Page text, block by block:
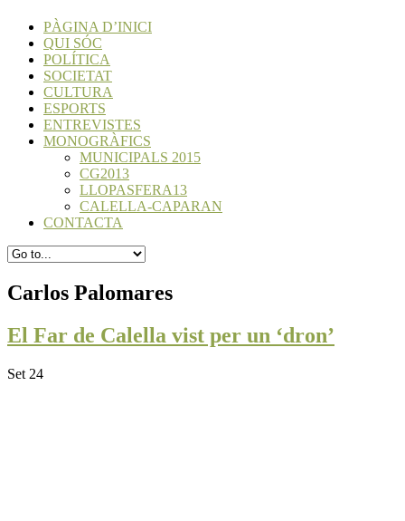
PÀGINA D’INICI
QUI SÓC
POLÍTICA
SOCIETAT
CULTURA
ESPORTS
ENTREVISTES
MONOGRÀFICS
MUNICIPALS 2015
CG2013
LLOPASFERA13
CALELLA-CAPARAN
CONTACTA
Carlos Palomares
El Far de Calella vist per un ‘dron’
Set 24